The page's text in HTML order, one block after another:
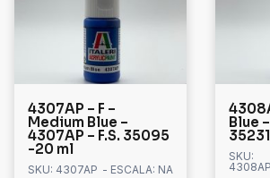
4307AP – F –
Medium Blue –
4307AP – F.S. 35095
-20 ml
SKU: 4307AP - ESCALA: NA
Blue
SKU:
4308AP